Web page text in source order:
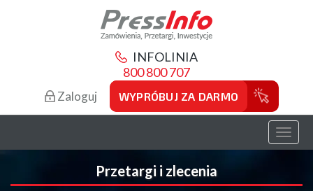
INFOLINIA
800 800 707
Zaloguj WYPRÓBUJ ZA DARMO
Toggle
Przetargi i zlecenia